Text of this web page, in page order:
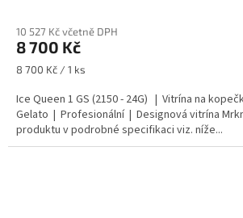
10 527 Kč včetně DPH
8 700 Kč
Měrná
8 700 Kč / 1 ks
Ice Queen 1 GS (2150 - 24G) | Vitrína na
Gelato | Profesionální | Designová vitrína
produktu v podrobné specifikaci viz. níže...